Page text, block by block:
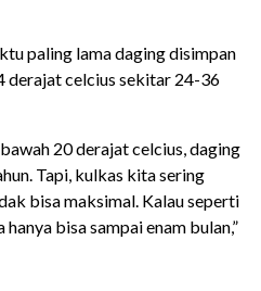
paling lama daging disimpan
derajat celcius sekitar 24-36
20 derajat celcius, daging
Tapi, kulkas kita sering
bisa maksimal. Kalau seperti
bisa sampai enam bulan,”